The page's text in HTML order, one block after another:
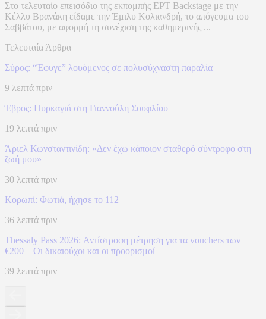
Στο τελευταίο επεισόδιο της εκπομπής ΕΡΤ Backstage με την
Κέλλυ Βρανάκη είδαμε την Έμιλυ Κολιανδρή, το απόγευμα του
Σαββάτου, με αφορμή τη συνέχιση της καθημερινής ...
Τελευταία Άρθρα
Σύρος: “Έφυγε” λουόμενος σε πολυσύχναστη παραλία
9 λεπτά πριν
Έβρος: Πυρκαγιά στη Γιαννούλη Σουφλίου
19 λεπτά πριν
Άριελ Κωνσταντινίδη: «Δεν έχω κάποιον σταθερό σύντροφο στη
ζωή μου»
30 λεπτά πριν
Κορωπί: Φωτιά, ήχησε το 112
36 λεπτά πριν
Thessaly Pass 2026: Αντίστροφη μέτρηση για τα vouchers των
€200 – Οι δικαιούχοι και οι προορισμοί
39 λεπτά πριν